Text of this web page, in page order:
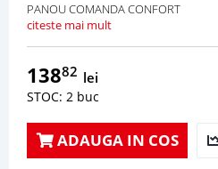
PANOU COMANDA CONFORT
citeste mai mult
13882 lei
STOC: 2 buc
ADAUGA IN COS